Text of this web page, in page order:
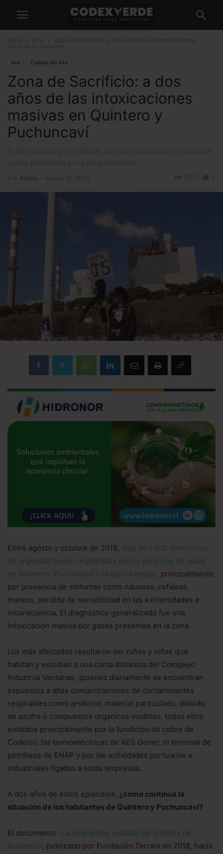
Aire Calidad del Aire
Zona de Sacrificio: a dos
años de las intoxicaciones
masivas en Quintero y
Puchuncaví
Admin
Entre agosto y octubre de 2018, más de 1.600 atenciones
de urgencia fueron registradas en los servicios de salud
de Quintero, Puchuncaví y la quinta región , principalmente
por presencia de síntomas como náuseas, cefaleas,
mareos, pérdida de sensibilidad en las extremidades e
inconsciencia. El diagnóstico generalizado fue una
intoxicación masiva por gases presentes en la zona.
Los más afectados resultaron ser niños y niñas que
habitan y estudian a una corta distancia del Complejo
Industrial Ventanas, quienes diariamente se encuentran
expuestos a altas concentraciones de contaminantes
respirables como arsénico, material particulado, dióxido
de azufre o compuestos orgánicos volátiles, todos ellos
emitidos principalmente por la fundición de cobre de
Codelco, las termoeléctricas de AES Gener, el terminal de
petróleos de ENAP y por las actividades portuarias e
industriales ligadas a estas empresas.
A dos años de estos episodios, ¿cómo continúa la
situación de los habitantes de Quintero y Puchuncaví?
El documento «La negligente realidad de la Bahía de
Quintero», publicado por Fundación Terram en 2018, hacía